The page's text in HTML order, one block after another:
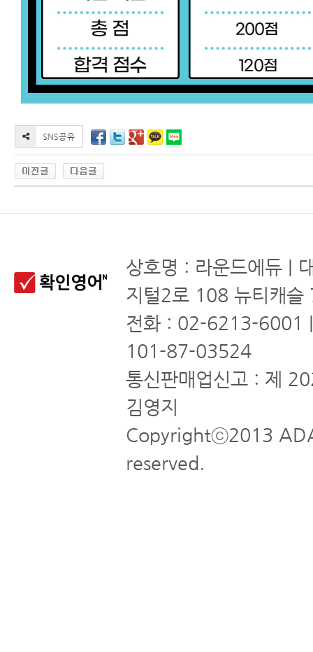
상호명 : 라운드에듀 |
지털2로 108 뉴티캐슬
전화 : 02-6213-6001
101-87-03524
통신판매업신고 : 제
김영지
Copyrightⓒ2013
reserved.